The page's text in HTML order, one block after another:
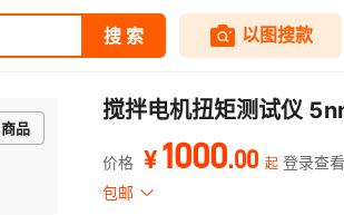
商品
搅拌电机扭矩测试仪
价格 ¥1000.00 起 登录查
包邮